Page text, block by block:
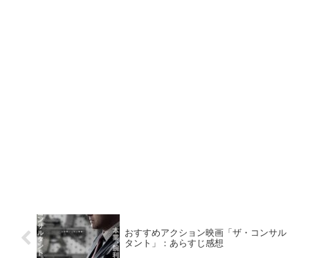
おすすめアクション映画「ザ・コンサル
タント」：あらすじ感想